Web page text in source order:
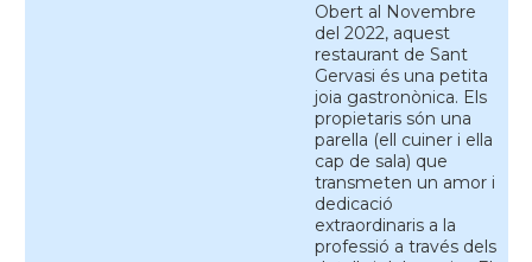
Obert al Novembre
del 2022, aquest
restaurant de Sant
Gervasi és una petita
joia gastronònica. Els
propietaris són una
parella (ell cuiner i ella
cap de sala) que
transmeten un amor i
dedicació
extraordinaris a la
professió a través dels